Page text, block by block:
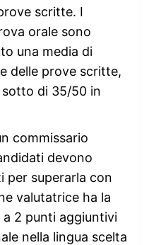
scritte. I
orale sono
una media di
delle prove scritte,
sotto di 35/50 in
commissario
devono
per superarla con
valutatrice ha la
2 punti aggiuntivi
nella lingua scelta